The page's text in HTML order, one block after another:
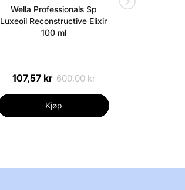
Wella Professionals Sp
Luxeoil Reconstructive Elixir
100 ml
107,57 kr 600,00 kr
Kjøp